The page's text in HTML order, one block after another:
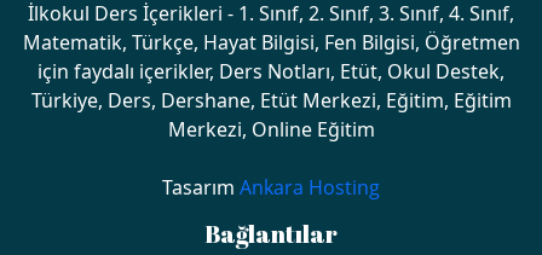
İlkokul Ders İçerikleri - 1. Sınıf, 2. Sınıf, 3. Sınıf, 4. Sınıf,
Matematik, Türkçe, Hayat Bilgisi, Fen Bilgisi, Öğretmen
için faydalı içerikler, Ders Notları, Etüt, Okul Destek,
Türkiye, Ders, Dershane, Etüt Merkezi, Eğitim, Eğitim
Merkezi, Online Eğitim
Tasarım Ankara Hosting
Bağlantılar